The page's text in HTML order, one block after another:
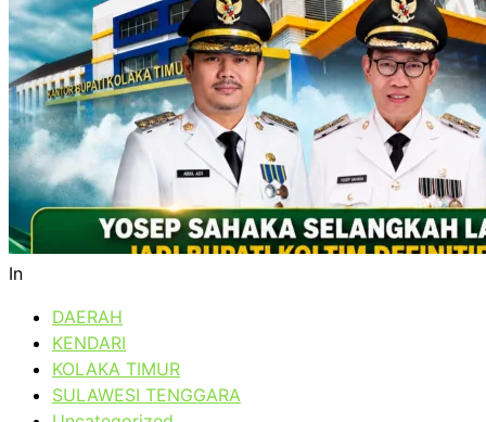
In
DAERAH
KENDARI
KOLAKA TIMUR
SULAWESI TENGGARA